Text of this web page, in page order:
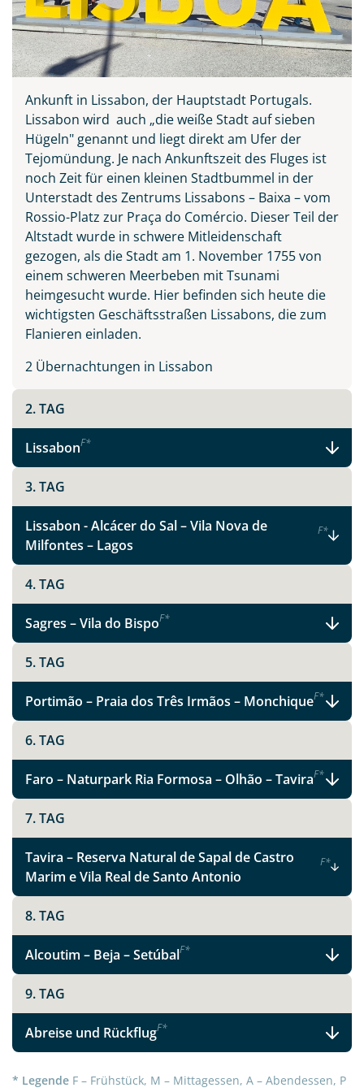
Teile diese Reise
Facebook
Instagram
Ankunft in Lissabon, der Hauptstadt Portugals.
Lissabon wird auch „die weiße Stadt auf sieben
Hügeln" genannt und liegt direkt am Ufer der
Tejomündung. Je nach Ankunftszeit des Fluges ist
noch Zeit für einen kleinen Stadtbummel in der
Unterstadt des Zentrums Lissabons – Baixa – vom
Rossio-Platz zur Praça do Comércio. Dieser Teil der
Altstadt wurde in schwere Mitleidenschaft
gezogen, als die Stadt am 1. November 1755 von
einem schweren Meerbeben mit Tsunami
heimgesucht wurde. Hier befinden sich heute die
wichtigsten Geschäftsstraßen Lissabons, die zum
Flanieren einladen.
2 Übernachtungen in Lissabon
2. TAG
LissabonF*
3. TAG
Lissabon - Alcácer do Sal – Vila Nova de
Milfontes – Lagos
F*
4. TAG
Sagres – Vila do BispoF*
5. TAG
Portimão – Praia dos Três Irmãos – MonchiqueF*
6. TAG
Faro – Naturpark Ria Formosa – Olhão – TaviraF*
7. TAG
Tavira – Reserva Natural de Sapal de Castro
Marim e Vila Real de Santo Antonio
F*
8. TAG
Alcoutim – Beja – SetúbalF*
9. TAG
Abreise und RückflugF*
* Legende F – Frühstück, M – Mittagessen, A – Abendessen, P